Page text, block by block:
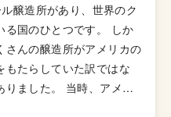
醸造所があり、世界のク
る国のひとつです。 しか
さんの醸造所がアメリカの
もたらしていた訳ではな
りました。 当時、アメリ